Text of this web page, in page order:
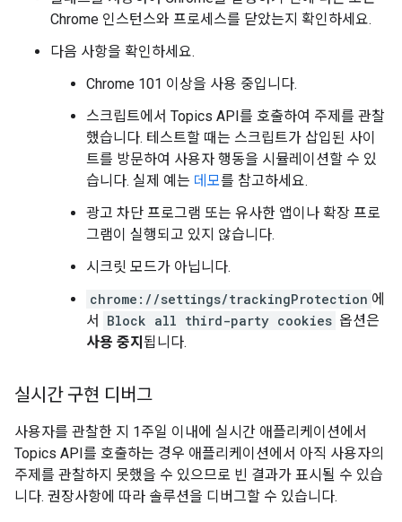
Chrome 인스턴스와 프로세스를 닫았는지 확인하세요.
다음 사항을 확인하세요.
Chrome 101 이상을 사용 중입니다.
스크립트에서 Topics API를 호출하여 주제를 관찰
했습니다. 테스트할 때는 스크립트가 삽입된 사이
트를 방문하여 사용자 행동을 시뮬레이션할 수 있
습니다. 실제 예는 데모를 참고하세요.
광고 차단 프로그램 또는 유사한 앱이나 확장 프로
그램이 실행되고 있지 않습니다.
시크릿 모드가 아닙니다.
chrome://settings/trackingProtection 에
서
Block all third-party cookies 옵션은
사용 중지 됩니다.
실시간 구현 디버그
사용자를 관찰한 지 1주일 이내에 실시간 애플리케이션에서
Topics API를 호출하는 경우 애플리케이션에서 아직 사용자의
주제를 관찰하지 못했을 수 있으므로 빈 결과가 표시될 수 있습
니다. 권장사항에 따라 솔루션을 디버그할 수 있습니다.